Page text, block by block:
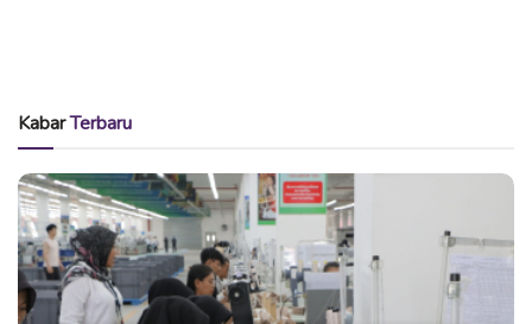
KabarTerbaru